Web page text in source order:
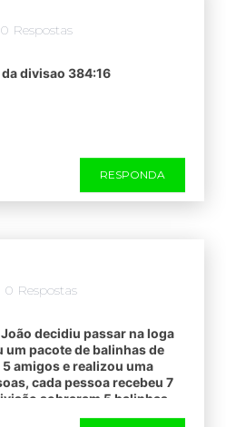
Respostas
divisao 384:16
RESPONDA
Respostas
decidiu passar na loga
pacote de balinhas de
amigos e realizou uma
cada pessoa recebeu 7
sobraram 5 balinhas.
haviam no pacote que